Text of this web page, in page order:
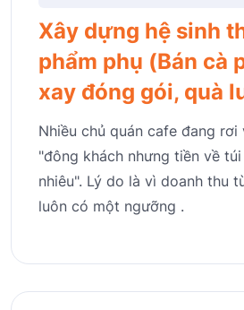
Xây dựng hệ sinh
phẩm phụ (Bán cà
xay đóng gói, quà
Nhiều chủ quán cafe đang
"đông khách nhưng tiền về
nhiêu". Lý do là vì doanh thu
luôn có một ngưỡng .